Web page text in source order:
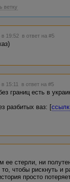
ветку
в 19:52 в ответ на #5
15:11 в ответ на #5
границ есть в
разбитых ваз: [
ее стерли, ни
чтобы рискнуть и
просто